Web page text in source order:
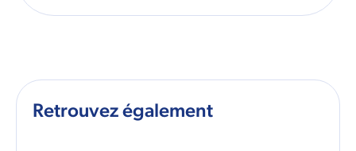
Retrouvez également